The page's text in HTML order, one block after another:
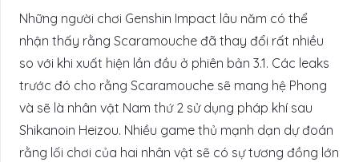
Những người chơi Genshin Impact lâu năm có thể
nhận thấy rằng Scaramouche đã thay đổi rất nhiều
so với khi xuất hiện lần đầu ở phiên bản 3.1. Các leaks
trước đó cho rằng Scaramouche sẽ mang hệ Phong
và sẽ là nhân vật Nam thứ 2 sử dụng pháp khí sau
Shikanoin Heizou. Nhiều game thủ mạnh dạn dự đoán
rằng lối chơi của hai nhân vật sẽ có sự tương đồng lớn